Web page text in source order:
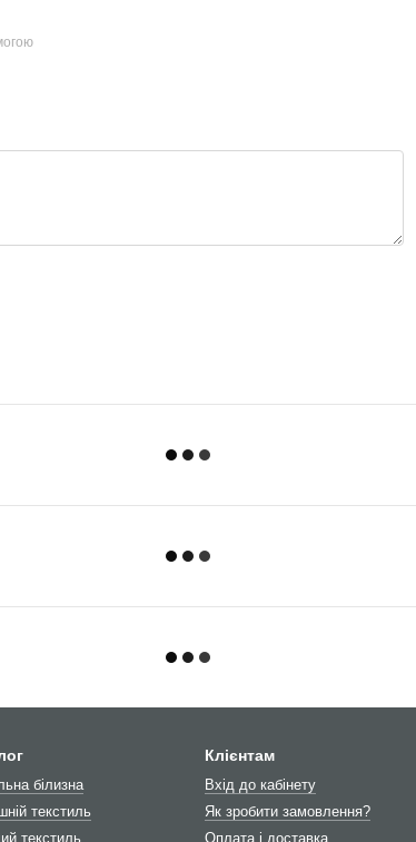
білизна
текстиль
текстиль
Клієнтам
Вхід до кабінету
Як зробити замовлення?
Оплата і доставка